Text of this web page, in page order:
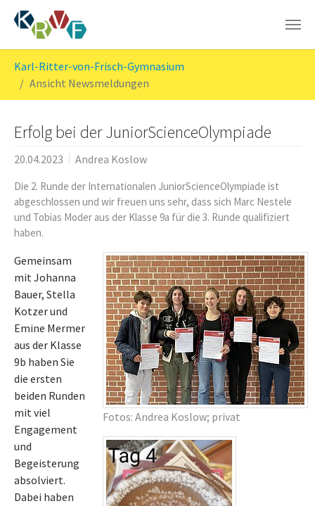
Karl-Ritter-von-Frisch-Gymnasium
Ansicht Newsmeldungen
Erfolg bei der JuniorScienceOlympiade
20.04.2023 Andrea Koslow
Die 2. Runde der Internationalen JuniorScienceOlympiade ist
abgeschlossen und wir freuen uns sehr, dass sich Marc Nestele
und Tobias Moder aus der Klasse 9a für die 3. Runde qualifiziert
haben.
Fotos: Andrea Koslow; privat
Gemeinsam
mit Johanna
Bauer, Stella
Kotzer und
Emine Mermer
aus der Klasse
9b haben Sie
die ersten
beiden Runden
mit viel
Engagement
und
Begeisterung
absolviert.
Dabei haben